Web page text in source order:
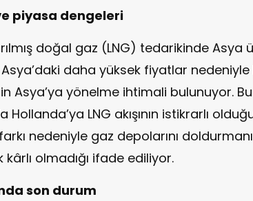
piyasa dengeleri
doğal gaz (LNG) tedarikinde Asya
daha yüksek fiyatlar nedeniyle
Asya’ya yönelme ihtimali bulunuyor.
LNG akışının istikrarlı
nedeniyle gaz depolarını
olmadığı ifade ediliyor.
son durum